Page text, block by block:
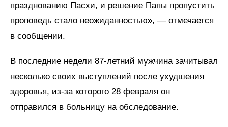
празднованию Пасхи, и решение Папы пропустить
проповедь стало неожиданностью», — отмечается
в сообщении.
В последние недели 87-летний мужчина зачитывал
несколько своих выступлений после ухудшения
здоровья, из-за которого 28 февраля он
отправился в больницу на обследование.